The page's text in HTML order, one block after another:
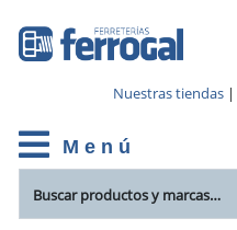
Nuestras tiendas|
M e n ú